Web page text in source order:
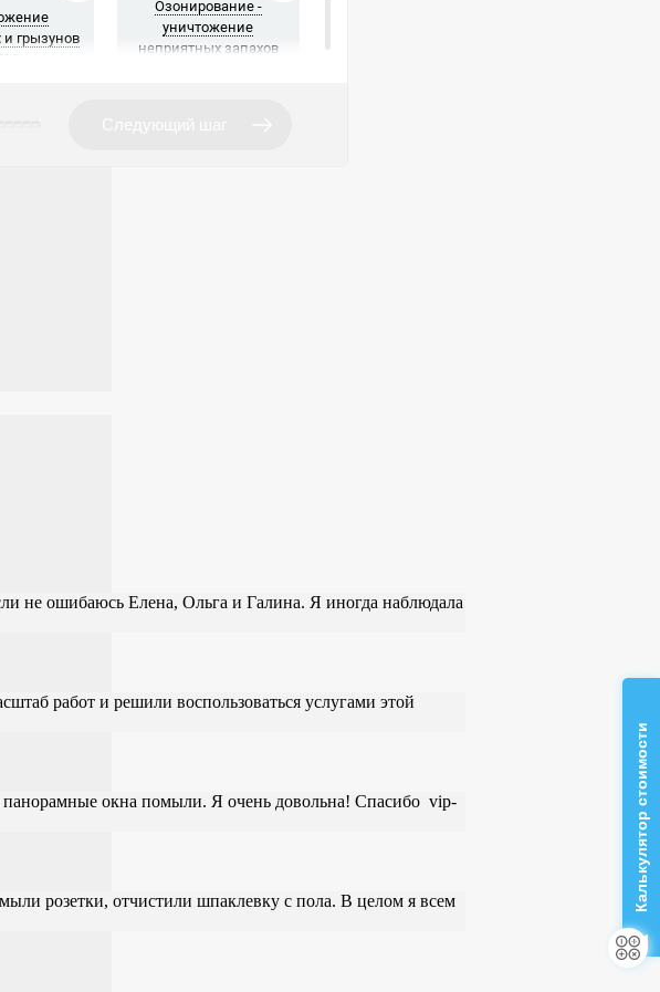
не ошибаюсь Елена, Ольга и Галина. Я иногда наблюдала
работ и решили воспользоваться услугами этой
панорамные окна помыли. Я очень довольна! Спасибо vip-
розетки, отчистили шпаклевку с пола. В целом я всем
Калькулятор стоимости